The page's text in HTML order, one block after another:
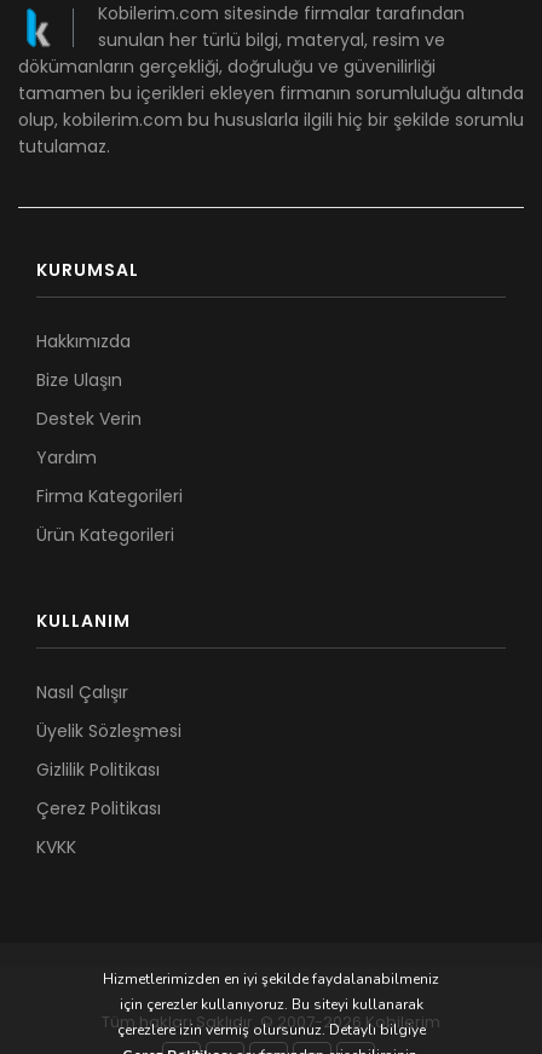
Kobilerim.com sitesinde firmalar tarafından
sunulan her türlü bilgi, materyal, resim ve
dökümanların gerçekliği, doğruluğu ve güvenilirliği
tamamen bu içerikleri ekleyen firmanın sorumluluğu altında
olup, kobilerim.com bu hususlarla ilgili hiç bir şekilde sorumlu
tutulamaz.
KURUMSAL
Hakkımızda
Bize Ulaşın
Destek Verin
Yardım
Firma Kategorileri
Ürün Kategorileri
KULLANIM
Nasıl Çalışır
Üyelik Sözleşmesi
Gizlilik Politikası
Çerez Politikası
KVKK
Tüm hakları Saklıdır. © 2007-2026 Kobilerim
Hizmetlerimizden en iyi şekilde faydalanabilmeniz
için çerezler kullanıyoruz. Bu siteyi kullanarak
çerezlere izin vermiş olursunuz. Detaylı bilgiye